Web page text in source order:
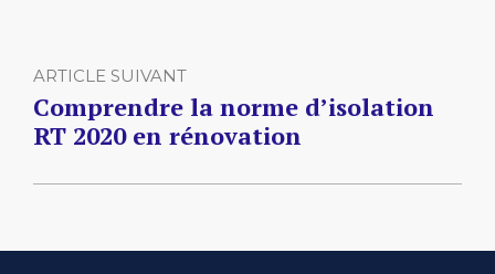
ARTICLE SUIVANT
Comprendre la norme d’isolation
RT 2020 en rénovation